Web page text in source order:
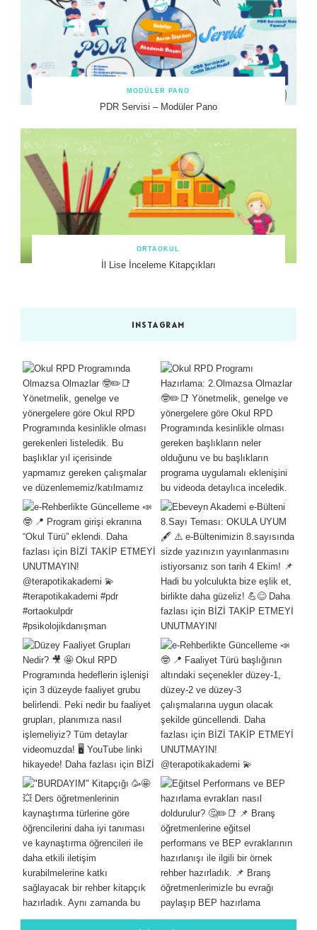
MODÜLER PANO
PDR Servisi – Modüler Pano
ORTAOKUL
İl Lise İnceleme Kitapçıkları
INSTAGRAM